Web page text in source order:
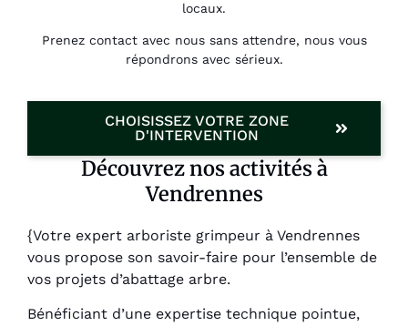
locaux.
Prenez contact avec nous sans attendre, nous vous
répondrons avec sérieux.
CHOISISSEZ VOTRE ZONE
D'INTERVENTION
Découvrez nos activités à
Vendrennes
{Votre expert arboriste grimpeur à Vendrennes
vous propose son savoir-faire pour l’ensemble de
vos projets d’abattage arbre.
Bénéficiant d’une expertise technique pointue,